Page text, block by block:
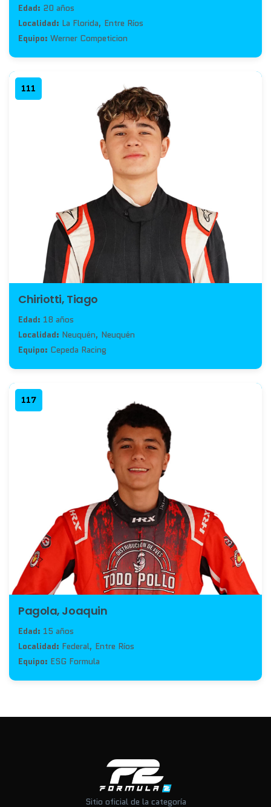
Edad: 20 años
Localidad: La Florida, Entre Ríos
Equipo: Werner Competicion
111
Chiriotti, Tiago
Edad: 18 años
Localidad: Neuquén, Neuquén
Equipo: Cepeda Racing
117
Pagola, Joaquin
Edad: 15 años
Localidad: Federal, Entre Ríos
Equipo: ESG Formula
Sitio oficial de la categoría